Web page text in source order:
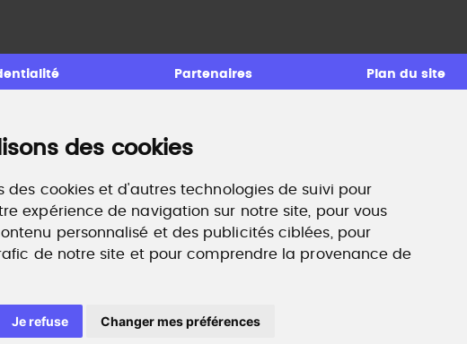
des cookies
des cookies et d'autres technologies de suivi pour
expérience de navigation sur notre site, pour vous
personnalisé et des publicités ciblées, pour
de notre site et pour comprendre la provenance de
Je refuse Changer mes préférences
Partenaires Plan du site
Accompagnement professionnel
recherche d'emploi, entretien conseil.
www.profilculture-competences.com